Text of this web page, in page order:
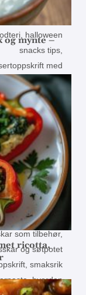
og mynte –
ricotta,